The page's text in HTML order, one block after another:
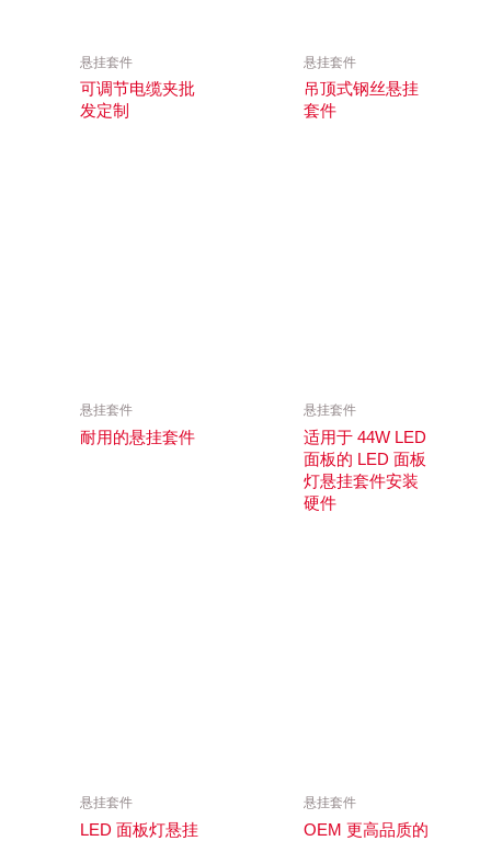
悬挂套件
可调节电缆夹批
发定制
悬挂套件
吊顶式钢丝悬挂
套件
悬挂套件
耐用的悬挂套件
悬挂套件
适用于 44W LED
面板的 LED 面板
灯悬挂套件安装
硬件
悬挂套件
LED 面板灯悬挂
悬挂套件
OEM 更高品质的